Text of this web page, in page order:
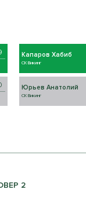
Капаров Хабиб
СК Викинг
Юрьев Анатолий
СК Викинг
2